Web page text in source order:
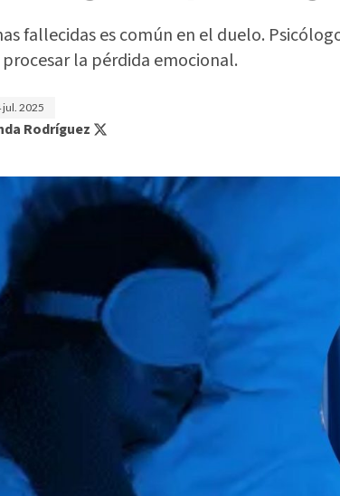
fallecidas es común en el duelo.
la pérdida emocional.
jul. 2025
Rodríguez